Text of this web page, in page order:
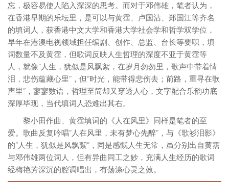
忘，极容易使人陷入深深的思考。而对于邓伟雄，笔者认为，
在香港早期的乐坛里，是可以与黄霑、卢国沾、郑国江等齐名
的填词人，获香港中文大学和香港大学社会学和哲学双学位，
早年在港澳电视领域担任编剧、创作、总监、台长等要职，填
词数量不及黄霑，但歌词反映人生哲理的深度不亚于黄霑等
人，就像“人生，犹似是风飘絮，在岁月勿勿里，歌声中带着情
泪，悲伤蕴藏心里”，但“时光，能带得悲伤去；前路，重寻在歌
声里”，寥寥数语，哲理至简却又穿透人心，文字配合乐韵功底
深厚毕现，当代填词人恐难出其右。
黎小田作曲、黄霑填词的《人在风里》同样是笔者的至
爱。歌曲反复吟唱“人在风里，未有梦心先醉”，与《歌衫泪影》
的“人生，犹似是风飘絮”，同是感慨人生无常，虽分别出自黄霑
与邓伟雄两位词人，但有异曲同工之妙，充满人生经历的歌词
经梅艳芳深沉的腔调唱出，有荡涤心灵之效。